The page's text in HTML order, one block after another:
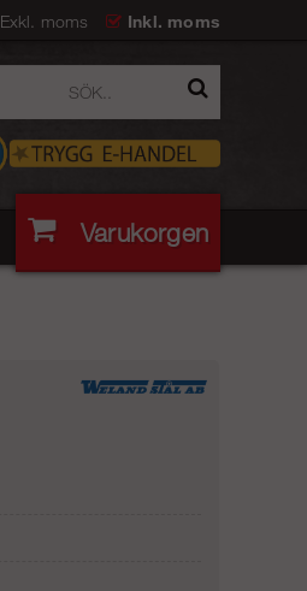
Exkl. moms Inkl. moms
Varukorgen